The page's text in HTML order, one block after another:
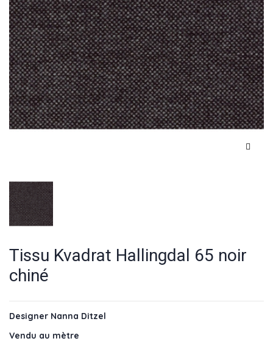
Tissu Kvadrat Hallingdal 65 noir
chiné
Designer Nanna Ditzel
Vendu au mètre